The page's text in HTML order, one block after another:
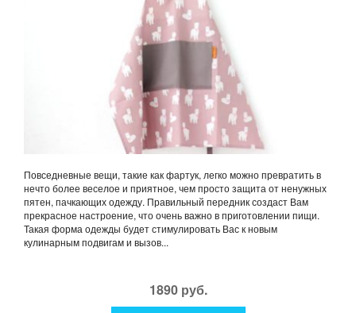
Повседневные вещи, такие как фартук, легко можно превратить в
нечто более веселое и приятное, чем просто защита от ненужных
пятен, пачкающих одежду. Правильный передник создаст Вам
прекрасное настроение, что очень важно в приготовлении пищи.
Такая форма одежды будет стимулировать Вас к новым
кулинарным подвигам и вызов...
1890 руб.